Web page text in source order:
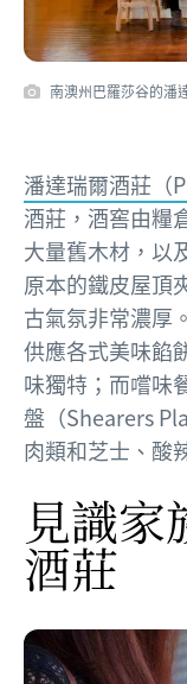
南澳州巴羅莎谷的潘
潘達瑞爾酒莊（
酒莊，酒窖由糧
大量舊木材，以
原本的鐵皮屋頂
古氣氛非常濃厚
供應各式美味餡
味獨特；而嚐味
盤（Shearers
肉類和芝士、酸
見識
酒莊